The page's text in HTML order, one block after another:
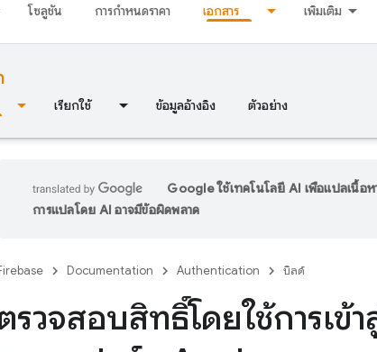
โซลูชัน การกำหนดราคา เอกสาร เพิ่มเติม
เรียกใช้ ข้อมูลอ้างอิง ตัวอย่าง
Google ใช้เทคโนโลยี AI เพื่อแปลเนื้อ
การแปลโดย AI อาจมีข้อผิดพลาด
Documentation Authentication บิลด์
รวจสอบสิทธิ์โดยใช้การเ